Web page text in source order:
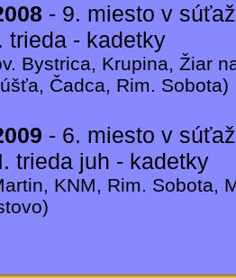
- 9. miesto v
trieda - kadetky
Bystrica, Krupina, Žiar
Čadca, Rim. Sobota)
- 6. miesto v
trieda juh - kadetky
KNM, Rim. Sobota,